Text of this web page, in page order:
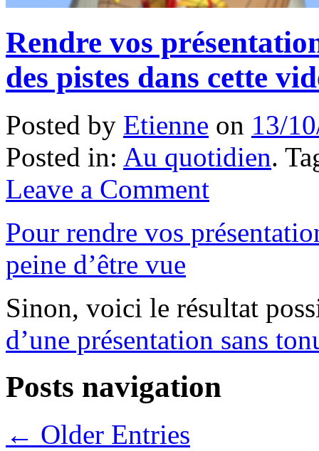
Rendre vos
des pistes dans cette
Posted by Etienne on 13/
Posted in: Au quotidien.
Leave a Comment
Pour rendre vos
peine d’être vue
Sinon, voici le résultat
d’une présentation sans
Posts navigation
← Older Entries